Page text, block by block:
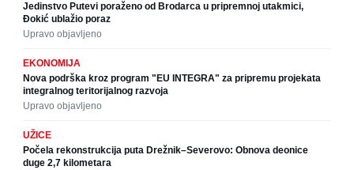
Jedinstvo Putevi poraženo od Brodarca u pripremnoj utakmici,
Đokić ublažio poraz
Upravo objavljeno
EKONOMIJA
Nova podrška kroz program "EU INTEGRA" za pripremu projekata
integralnog teritorijalnog razvoja
Upravo objavljeno
UŽICE
Počela rekonstrukcija puta Drežnik–Severovo: Obnova deonice
duge 2,7 kilometara